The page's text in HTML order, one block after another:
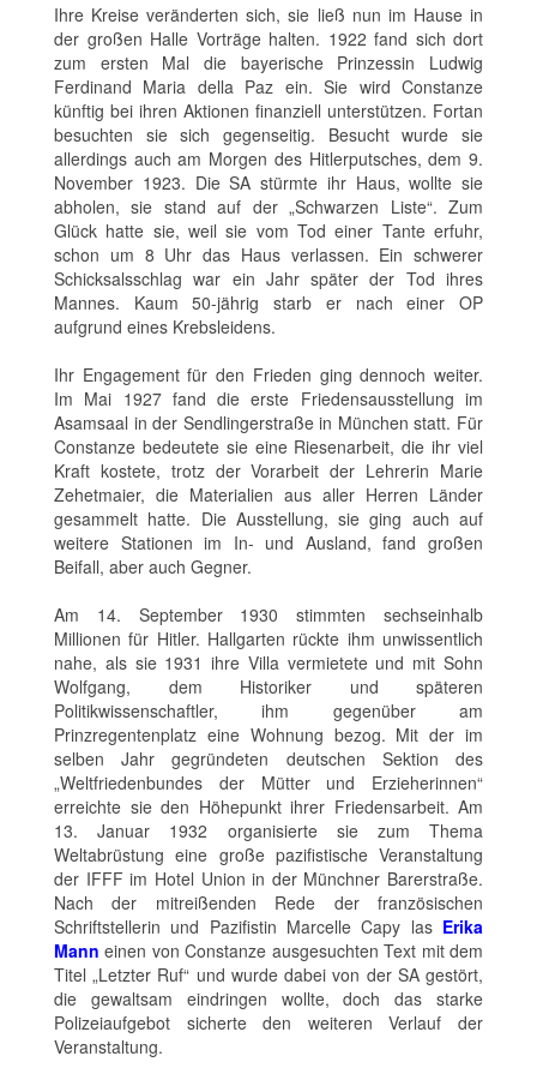
Ihre Kreise veränderten sich, sie ließ nun im Hause in
der großen Halle Vorträge halten. 1922 fand sich dort
zum ersten Mal die bayerische Prinzessin Ludwig
Ferdinand Maria della Paz ein. Sie wird Constanze
künftig bei ihren Aktionen finanziell unterstützen. Fortan
besuchten sie sich gegenseitig. Besucht wurde sie
allerdings auch am Morgen des Hitlerputsches, dem 9.
November 1923. Die SA stürmte ihr Haus, wollte sie
abholen, sie stand auf der „Schwarzen Liste“. Zum
Glück hatte sie, weil sie vom Tod einer Tante erfuhr,
schon um 8 Uhr das Haus verlassen. Ein schwerer
Schicksalsschlag war ein Jahr später der Tod ihres
Mannes. Kaum 50-jährig starb er nach einer OP
aufgrund eines Krebsleidens.
Ihr Engagement für den Frieden ging dennoch weiter.
Im Mai 1927 fand die erste Friedensausstellung im
Asamsaal in der Sendlingerstraße in München statt. Für
Constanze bedeutete sie eine Riesenarbeit, die ihr viel
Kraft kostete, trotz der Vorarbeit der Lehrerin Marie
Zehetmaier, die Materialien aus aller Herren Länder
gesammelt hatte. Die Ausstellung, sie ging auch auf
weitere Stationen im In- und Ausland, fand großen
Beifall, aber auch Gegner.
Am 14. September 1930 stimmten sechseinhalb
Millionen für Hitler. Hallgarten rückte ihm unwissentlich
nahe, als sie 1931 ihre Villa vermietete und mit Sohn
Wolfgang, dem Historiker und späteren
Politikwissenschaftler, ihm gegenüber am
Prinzregentenplatz eine Wohnung bezog. Mit der im
selben Jahr gegründeten deutschen Sektion des
„Weltfriedenbundes der Mütter und Erzieherinnen“
erreichte sie den Höhepunkt ihrer Friedensarbeit. Am
13. Januar 1932 organisierte sie zum Thema
Weltabrüstung eine große pazifistische Veranstaltung
der IFFF im Hotel Union in der Münchner Barerstraße.
Nach der mitreißenden Rede der französischen
Schriftstellerin und Pazifistin Marcelle Capy las Erika
Mann einen von Constanze ausgesuchten Text mit dem
Titel „Letzter Ruf“ und wurde dabei von der SA gestört,
die gewaltsam eindringen wollte, doch das starke
Polizeiaufgebot sicherte den weiteren Verlauf der
Veranstaltung.